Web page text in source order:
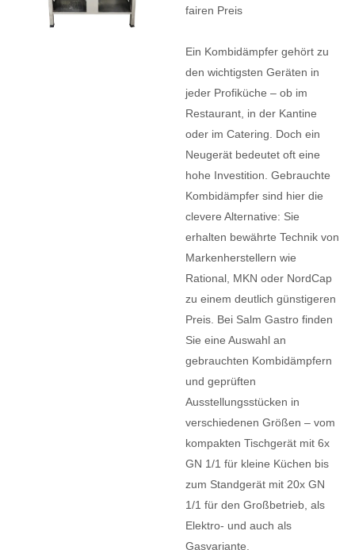
fairen Preis
Ein Kombidämpfer gehört zu
den wichtigsten Geräten in
jeder Profiküche – ob im
Restaurant, in der Kantine
oder im Catering. Doch ein
Neugerät bedeutet oft eine
hohe Investition. Gebrauchte
Kombidämpfer sind hier die
clevere Alternative: Sie
erhalten bewährte Technik von
Markenherstellern wie
Rational, MKN oder NordCap
zu einem deutlich günstigeren
Preis. Bei Salm Gastro finden
Sie eine Auswahl an
gebrauchten Kombidämpfern
und geprüften
Ausstellungsstücken in
verschiedenen Größen – vom
kompakten Tischgerät mit 6x
GN 1/1 für kleine Küchen bis
zum Standgerät mit 20x GN
1/1 für den Großbetrieb, als
Elektro- und auch als
Gasvariante.